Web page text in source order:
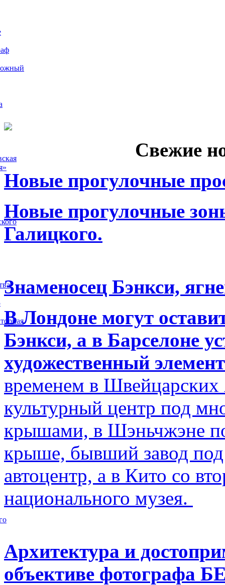
Свежие
Новые прогулочные
Новые прогулочные
Галицкого.
Знаменосец Бэнкси,
В Лондоне могут
Бэнкси, а в Барселоне
художественный
временем в Швейцарских
культурный центр под
крышами, в Шэньчжэне
крыше, бывший завод
автоцентр, а в Кито со
национального музея.
Архитектура и
объективе фотографа